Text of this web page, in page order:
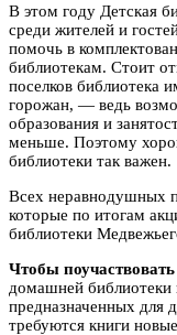
В этом году Детская
среди жителей и
помочь в
библиотекам. Стоит
поселков библиотека
горожан, — ведь
образования и
меньше. Поэтому
библиотеки так важен.
Всех неравнодушных
которые по итогам
библиотеки
Чтобы
домашней библиотеки
предназначенных для
требуются книги